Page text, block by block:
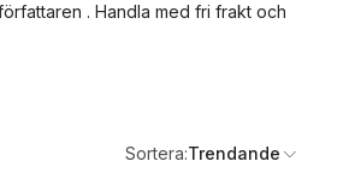
. Handla med fri frakt och
Sortera:Trendande